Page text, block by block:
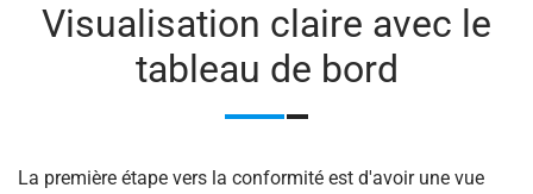
Visualisation claire avec le
tableau de bord
La première étape vers la conformité est d'avoir une vue